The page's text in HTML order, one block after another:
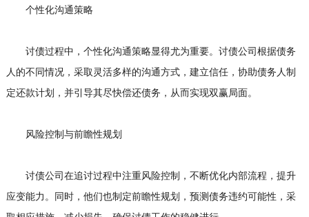
个性化沟通策略
讨债过程中，个性化沟通策略显得尤为重要。讨债公司根据债务
人的不同情况，采取灵活多样的沟通方式，建立信任，协助债务人制
定还款计划，并引导其尽快偿还债务，从而实现双赢局面。
风险控制与前瞻性规划
讨债公司在追讨过程中注重风险控制，不断优化内部流程，提升
应变能力。同时，他们也制定前瞻性规划，预测债务违约可能性，采